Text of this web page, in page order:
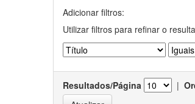
Adicionar filtros:
Utilizar filtros para refinar o
Resultados/Página |